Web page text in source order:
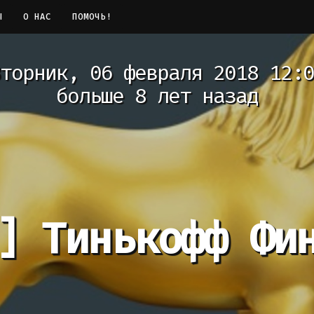
О НАС ПОМОЧЬ!
06 февраля 2018
больше 8 лет назад
Тинькофф